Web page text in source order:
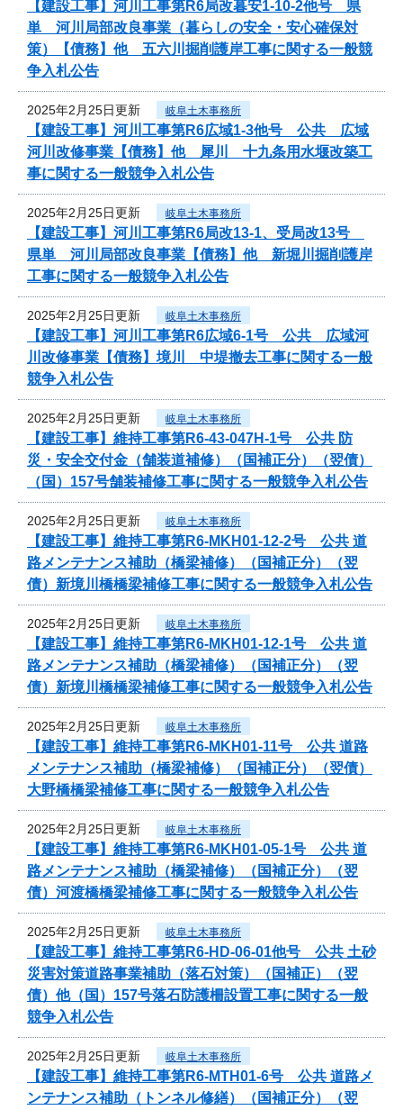
【建設工事】河川工事第R6局改暮安1-10-2他号 県
単 河川局部改良事業（暮らしの安全・安心確保対
策）【債務】他 五六川掘削護岸工事に関する一般競
争入札公告
2025年2月25日更新 岐阜土木事務所
【建設工事】河川工事第R6広域1-3他号 公共 広域
河川改修事業【債務】他 犀川 十九条用水堰改築工
事に関する一般競争入札公告
2025年2月25日更新 岐阜土木事務所
【建設工事】河川工事第R6局改13-1、受局改13号
県単 河川局部改良事業【債務】他 新堀川掘削護岸
工事に関する一般競争入札公告
2025年2月25日更新 岐阜土木事務所
【建設工事】河川工事第R6広域6-1号 公共 広域河
川改修事業【債務】境川 中堤撤去工事に関する一般
競争入札公告
2025年2月25日更新 岐阜土木事務所
【建設工事】維持工事第R6-43-047H-1号 公共 防
災・安全交付金（舗装道補修）（国補正分）（翌債）
（国）157号舗装補修工事に関する一般競争入札公告
2025年2月25日更新 岐阜土木事務所
【建設工事】維持工事第R6-MKH01-12-2号 公共 道
路メンテナンス補助（橋梁補修）（国補正分）（翌
債）新境川橋橋梁補修工事に関する一般競争入札公告
2025年2月25日更新 岐阜土木事務所
【建設工事】維持工事第R6-MKH01-12-1号 公共 道
路メンテナンス補助（橋梁補修）（国補正分）（翌
債）新境川橋橋梁補修工事に関する一般競争入札公告
2025年2月25日更新 岐阜土木事務所
【建設工事】維持工事第R6-MKH01-11号 公共 道路
メンテナンス補助（橋梁補修）（国補正分）（翌債）
大野橋橋梁補修工事に関する一般競争入札公告
2025年2月25日更新 岐阜土木事務所
【建設工事】維持工事第R6-MKH01-05-1号 公共 道
路メンテナンス補助（橋梁補修）（国補正分）（翌
債）河渡橋橋梁補修工事に関する一般競争入札公告
2025年2月25日更新 岐阜土木事務所
【建設工事】維持工事第R6-HD-06-01他号 公共 土砂
災害対策道路事業補助（落石対策）（国補正）（翌
債）他（国）157号落石防護柵設置工事に関する一般
競争入札公告
2025年2月25日更新 岐阜土木事務所
【建設工事】維持工事第R6-MTH01-6号 公共 道路メ
ンテナンス補助（トンネル修繕）（国補正分）（翌